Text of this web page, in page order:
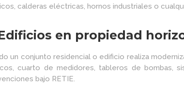
calderas eléctricas, hornos industriales o
en propiedad
un conjunto residencial o edificio realiza
cuarto de medidores, tableros de bombas,
bajo RETIE.